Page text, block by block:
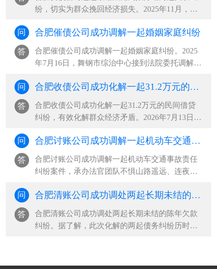
变更抚养权。同时，主张自身经济···
纷，切实为群众挽回经济损失。2025年11月，被
由无驾驶证的阿某驾驶，途中发生交通事故导致
车辆受损。一场车祸牵出两起纠纷。一是车辆租
赁合同纠纷：车辆出租方多次上门···
问 合肥催债公司成功调解一起婚姻家庭纠纷
答
合肥催债公司成功调解一起婚姻家庭纠纷。2025
年7月16日，舞钢市综治中心接到法院委托调解一
婚后共同生育一女，双方长期因财务分配、生活
级，女方最终向法院递交离婚诉讼···
问 合肥收债公司成功化解一起31.2万元的民间借贷纠纷，有效化解群众经济矛盾
答
合肥收债公司成功化解一起31.2万元的民间借贷
纠纷，有效化解群众经济矛盾。2026年7月13日，
动到托里县综治中心司法局人民调解窗口申请调
解。经查，2026年7月1日，被申请人因资金周转
困难，向申请人借款312000元，并···
问 合肥讨账公司成功调解一起机动车交通事故责任纠纷案件，承办法官团队不惧山路遥远、连夜上门收取赔偿款
答
合肥讨账公司成功调解一起机动车交通事故责任
纠纷案件，承办法官团队不惧山路遥远、连夜上
纠纷，案件受理后，承办法官多方查找，始终未
尚有调和空间，办案人员持续开展···
问 合肥清账公司成功调处两起长期未结的陈年欠款纠纷
答
合肥清账公司成功调处两起长期未结的陈年欠款
纠纷。据了解，此次化解的两起债务纠纷历时久